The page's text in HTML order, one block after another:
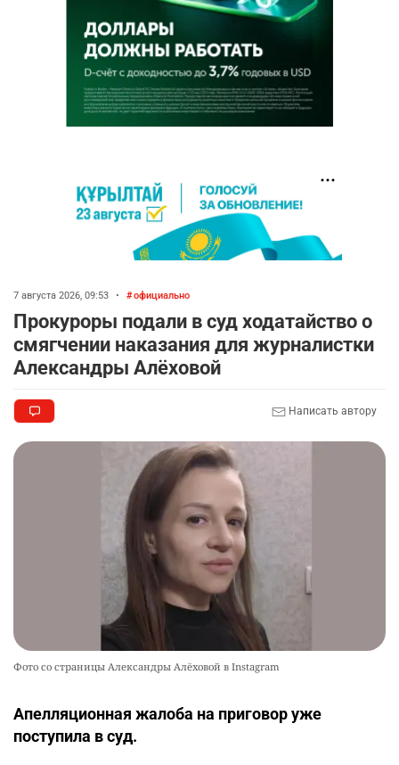
7 августа 2026, 09:53 • официально
Прокуроры подали в суд ходатайство о
смягчении наказания для журналистки
Александры Алёховой
Написать автору
Фото со страницы Александры Алёховой в Instagram
Апелляционная жалоба на приговор уже
поступила в суд.